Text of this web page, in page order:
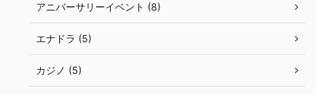
アニバーサリーイベント (8)
エナドラ (5)
カジノ (5)